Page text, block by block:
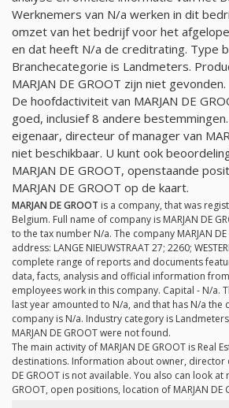
Werknemers van N/a werken in dit
omzet van het bedrijf voor het
en dat heeft N/a de creditrating. Type
Branchecategorie is Landmeters.
MARJAN DE GROOT zijn niet gevonden.
De hoofdactiviteit van MARJAN DE
goed, inclusief 8 andere
eigenaar, directeur of manager van
niet beschikbaar. U kunt ook
MARJAN DE GROOT, openstaande
MARJAN DE GROOT op de kaart.
MARJAN DE GROOT is a company, that was
Belgium. Full name of company is MARJAN DE
to the tax number N/a. The company MARJAN
address: LANGE NIEUWSTRAAT 27; 2260;
complete range of reports and documents
data, facts, analysis and official information
employees work in this company. Capital - N/a.
last year amounted to N/a, and that has N/a the
company is N/a. Industry category is
MARJAN DE GROOT were not found.
The main activity of MARJAN DE GROOT is Real
destinations. Information about owner, director
DE GROOT is not available. You also can look at
GROOT, open positions, location of MARJAN DE